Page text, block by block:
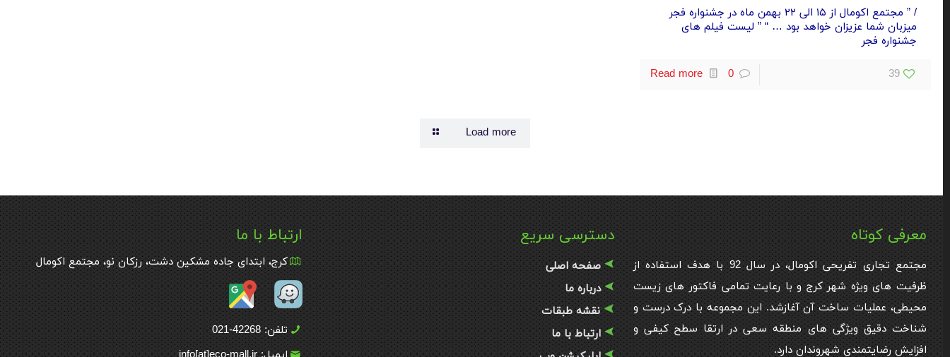
/ ” مجتمع اکومال از ۱۵ الی ۲۲ بهمن ماه در جشنواره فجر
میزبان شما عزیزان خواهد بود … “ ” لیست فیلم های
جشنواره فجر
39
0
Read more
Load more
معرفی کوتاه
مجتمع تجاری تفریحی اکومال، در سال 92 با هدف استفاده از
ظرفیت های ویژه شهر کرج و با رعایت تمامی فاکتور های زیست
محیطی، عملیات ساخت آن آغازشد. این مجموعه با درک درست و
شناخت دقیق ویژگی های منطقه سعی در ارتقا سطح کیفی و
افزایش رضایتمندی شهروندان دارد.
دسترسی سریع
صفحه اصلی
درباره ما
نقشه طبقات
ارتباط با ما
ارتباط با ما
کرج، ابتدای جاده مشکین دشت، رزکان نو، مجتمع اکومال
تلفن: 42268-021